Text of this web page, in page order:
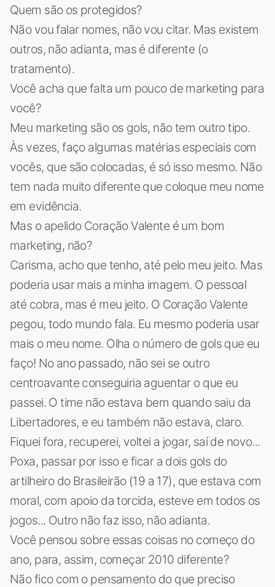
Quem são os protegidos?
Não vou falar nomes, não vou citar. Mas existem
outros, não adianta, mas é diferente (o
tratamento).
Você acha que falta um pouco de marketing para
você?
Meu marketing são os gols, não tem outro tipo.
Às vezes, faço algumas matérias especiais com
vocês, que são colocadas, é só isso mesmo. Não
tem nada muito diferente que coloque meu nome
em evidência.
Mas o apelido Coração Valente é um bom
marketing, não?
Carisma, acho que tenho, até pelo meu jeito. Mas
poderia usar mais a minha imagem. O pessoal
até cobra, mas é meu jeito. O Coração Valente
pegou, todo mundo fala. Eu mesmo poderia usar
mais o meu nome. Olha o número de gols que eu
faço! No ano passado, não sei se outro
centroavante conseguiria aguentar o que eu
passei. O time não estava bem quando saiu da
Libertadores, e eu também não estava, claro.
Fiquei fora, recuperei, voltei a jogar, saí de novo...
Poxa, passar por isso e ficar a dois gols do
artilheiro do Brasileirão (19 a 17), que estava com
moral, com apoio da torcida, esteve em todos os
jogos... Outro não faz isso, não adianta.
Você pensou sobre essas coisas no começo do
ano, para, assim, começar 2010 diferente?
Não fico com o pensamento do que preciso